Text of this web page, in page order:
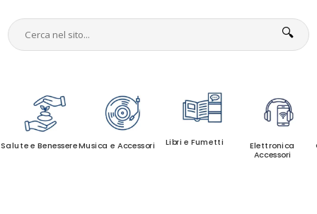
🔍
Salute e BenessereMusica e Accessori Libri e Fumetti
Elettronica
Accessori